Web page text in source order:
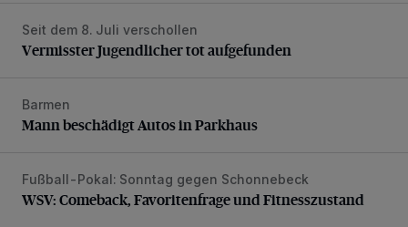
Vermisster Jugendlicher tot aufgefunden
Seit dem 8. Juli verschollen
Vermisster Jugendlicher tot aufgefunden
Mann beschädigt Autos in Parkhaus
Barmen
Mann beschädigt Autos in Parkhaus
WSV: Comeback, Favoritenfrage und Fitnesszustand
Fußball-Pokal: Sonntag gegen Schonnebeck
WSV: Comeback, Favoritenfrage und Fitnesszustand